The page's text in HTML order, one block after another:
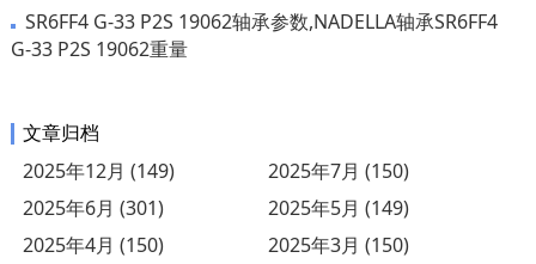
SR6FF4 G-33 P2S 19062轴承参数,NADELLA轴承SR6FF4
G-33 P2S 19062重量
文章归档
2025年12月 (149)
2025年7月 (150)
2025年6月 (301)
2025年5月 (149)
2025年4月 (150)
2025年3月 (150)